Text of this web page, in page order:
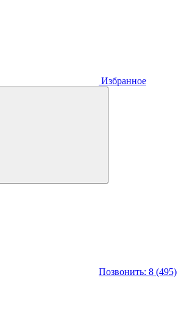
Избранное
Позвонить: 8 (495)